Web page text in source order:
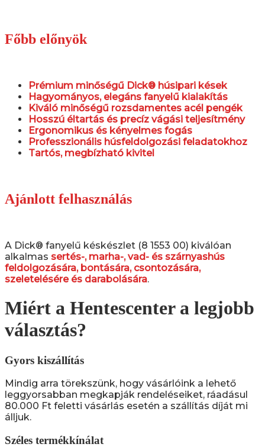
Főbb előnyök
Prémium minőségű Dick® húsipari kések
Hagyományos, elegáns fanyelű kialakítás
Kiváló minőségű rozsdamentes acél pengék
Hosszú éltartás és precíz vágási teljesítmény
Ergonomikus és kényelmes fogás
Professzionális húsfeldolgozási feladatokhoz
Tartós, megbízható kivitel
Ajánlott felhasználás
A Dick® fanyelű késkészlet (8 1553 00) kiválóan
alkalmas sertés-, marha-, vad- és szárnyashús
feldolgozására, bontására, csontozására,
szeletelésére és darabolására.
Miért a Hentescenter a legjobb
választás?
Gyors kiszállítás
Mindig arra törekszünk, hogy vásárlóink a lehető
leggyorsabban megkapják rendeléseiket, ráadásul
80.000 Ft feletti vásárlás esetén a szállítás díját mi
álljuk.
Széles termékkínálat